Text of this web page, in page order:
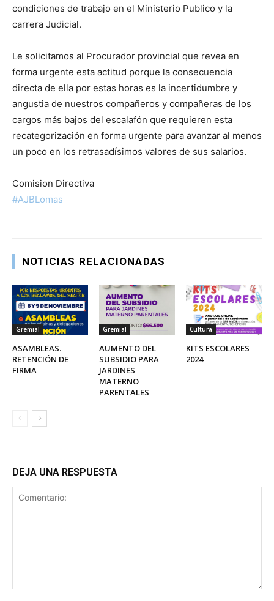
condiciones de trabajo en el Ministerio Publico y la
carrera Judicial.
Le solicitamos al Procurador provincial que revea en
forma urgente esta actitud porque la consecuencia
directa de ella por estas horas es la incertidumbre y
angustia de nuestros compañeros y compañeras de los
cargos más bajos del escalafón que requieren esta
recategorización en forma urgente para avanzar al menos
un poco en los retrasadísimos valores de sus salarios.
Comision Directiva
#AJBLomas
NOTICIAS RELACIONADAS
Gremial
ASAMBLEAS.
RETENCIÓN DE
FIRMA
Gremial
AUMENTO DEL
SUBSIDIO PARA
JARDINES
MATERNO
PARENTALES
Cultura
KITS ESCOLARES
2024
DEJA UNA RESPUESTA